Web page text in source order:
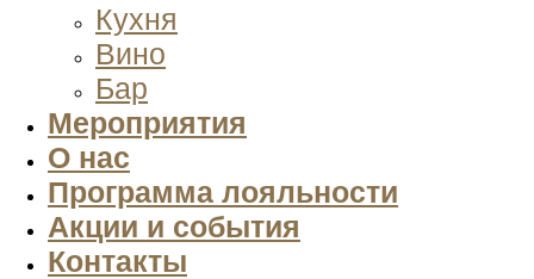
Кухня
Вино
Бар
Мероприятия
О нас
Программа лояльности
Акции и события
Контакты